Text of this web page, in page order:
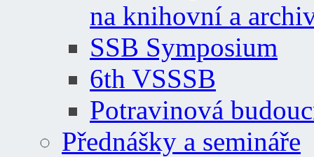
na knihovní a
SSB Symposium
6th VSSSB
Potravinová
Přednášky a semináře